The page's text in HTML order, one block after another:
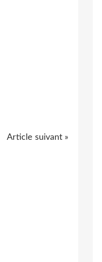
Article suivant »